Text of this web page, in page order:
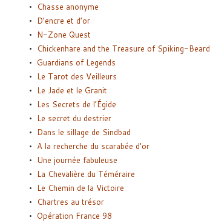
Chasse anonyme
D’encre et d’or
N-Zone Quest
Chickenhare and the Treasure of Spiking-Beard
Guardians of Legends
Le Tarot des Veilleurs
Le Jade et le Granit
Les Secrets de l’Égide
Le secret du destrier
Dans le sillage de Sindbad
A la recherche du scarabée d’or
Une journée fabuleuse
La Chevalière du Téméraire
Le Chemin de la Victoire
Chartres au trésor
Opération France 98